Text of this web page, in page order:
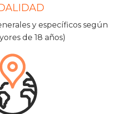
y específicos según
de 18 años)